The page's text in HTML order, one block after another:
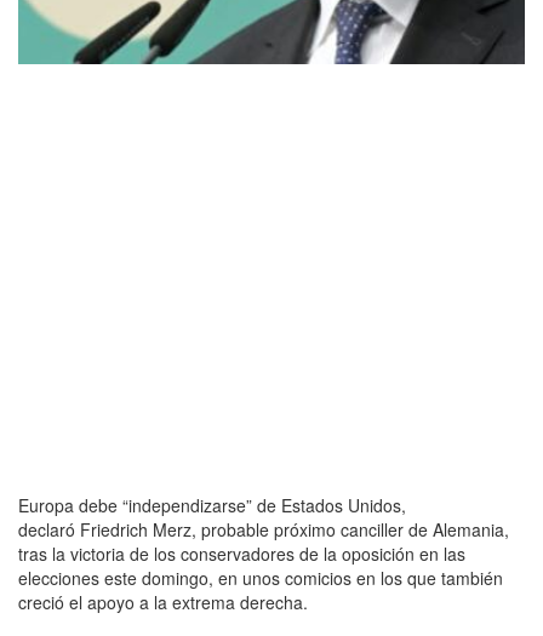
Europa debe “independizarse” de Estados Unidos,
declaró Friedrich Merz, probable próximo canciller de Alemania,
tras la victoria de los conservadores de la oposición en las
elecciones este domingo, en unos comicios en los que también
creció el apoyo a la extrema derecha.